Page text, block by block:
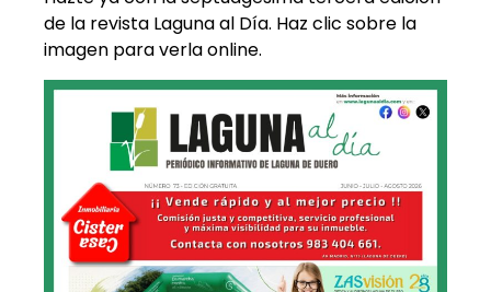
de la revista Laguna al Día. Haz clic sobre la
imagen para verla online.